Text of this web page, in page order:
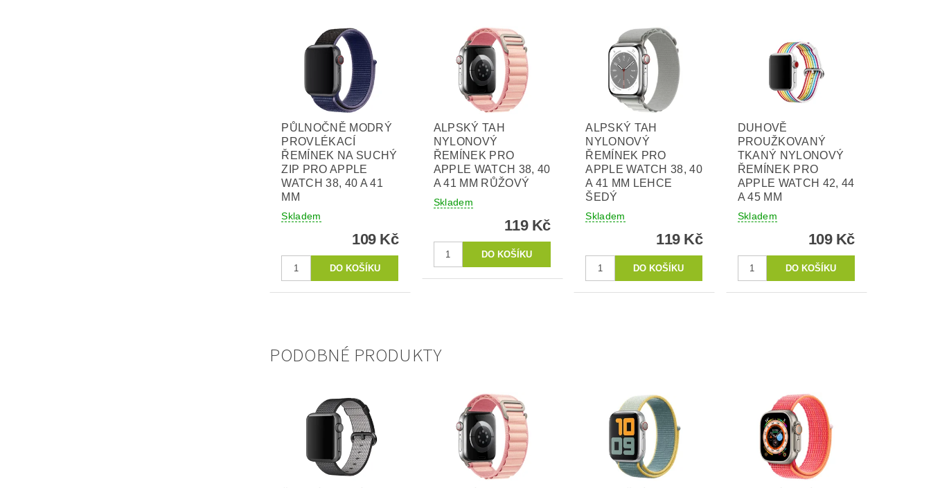
PŮLNOČNĚ MODRÝ
PROVLÉKACÍ
ŘEMÍNEK NA SUCHÝ
ZIP PRO APPLE
WATCH 38, 40 A 41
MM
Skladem
109 Kč
ALPSKÝ TAH
NYLONOVÝ
ŘEMÍNEK PRO
APPLE WATCH 38, 40
A 41 MM RŮŽOVÝ
Skladem
119 Kč
ALPSKÝ TAH
NYLONOVÝ
ŘEMÍNEK PRO
APPLE WATCH 38, 40
A 41 MM LEHCE
ŠEDÝ
Skladem
119 Kč
DUHOVĚ
PROUŽKOVANÝ
TKANÝ NYLONOVÝ
ŘEMÍNEK PRO
APPLE WATCH 42, 44
A 45 MM
Skladem
109 Kč
PODOBNÉ PRODUKTY